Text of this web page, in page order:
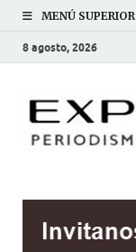
MENÚ SUPERIOR
8 agosto, 2026